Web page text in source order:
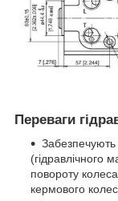
Переваги
Забезпечують
(гідравлічного
повороту
кермового